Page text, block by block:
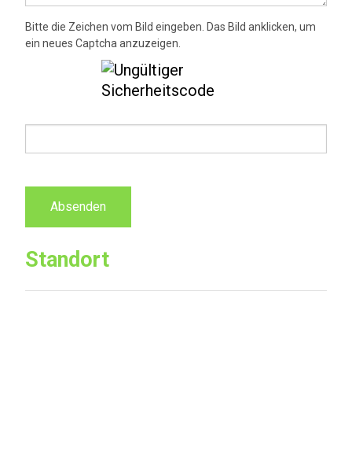
Bitte die Zeichen vom Bild eingeben. Das Bild anklicken, um
ein neues Captcha anzuzeigen.
Standort